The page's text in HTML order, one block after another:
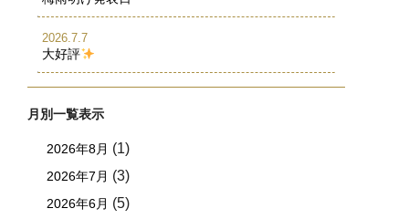
2026.7.7
大好評
月別一覧表示
2026年8月 (1)
2026年7月 (3)
2026年6月 (5)